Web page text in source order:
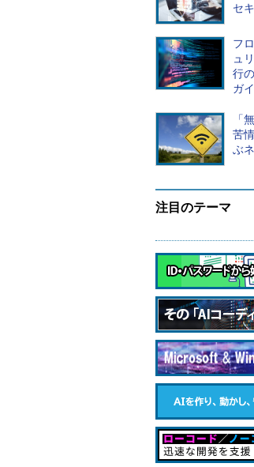
Pythonで
もない、
人気の
言語」
んだ「無
がりに
を変えて
現状を疑
姿勢で、
長させる
セ
フ
ュ
行
ガ
「
苦
ぶ
注目のテーマ